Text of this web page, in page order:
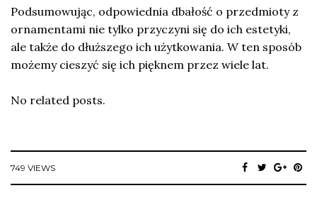
Podsumowując, odpowiednia dbałość o przedmioty z
ornamentami nie tylko przyczyni się do ich estetyki,
ale także do dłuższego ich użytkowania. W ten sposób
możemy cieszyć się ich pięknem przez wiele lat.
No related posts.
749 VIEWS